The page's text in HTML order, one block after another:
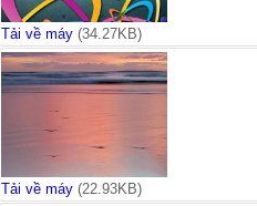
Tải về máy(34.27KB)
Tải về máy(22.93KB)